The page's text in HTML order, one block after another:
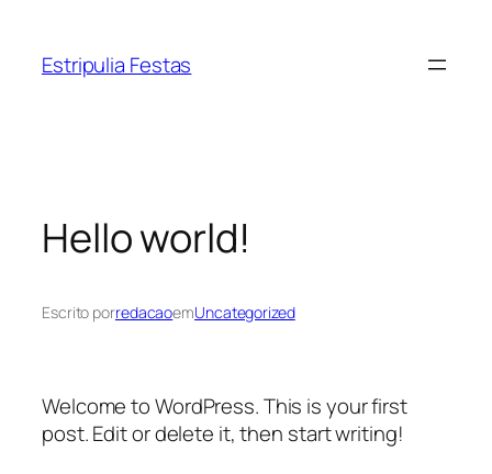
Estripulia Festas
Hello world!
Escrito porredacaoemUncategorized
Welcome to WordPress. This is your first
post. Edit or delete it, then start writing!